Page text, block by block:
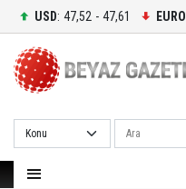
USD: 47,52 - 47,61 EURO
Ara